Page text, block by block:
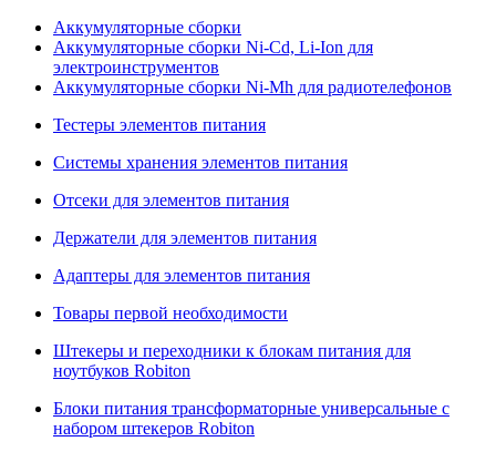
Аккумуляторные сборки
Аккумуляторные сборки Ni-Cd, Li-Ion для
электроинструментов
Аккумуляторные сборки Ni-Mh для радиотелефонов
Тестеры элементов питания
Системы хранения элементов питания
Отсеки для элементов питания
Держатели для элементов питания
Адаптеры для элементов питания
Товары первой необходимости
Штекеры и переходники к блокам питания для
ноутбуков Robiton
Блоки питания трансформаторные универсальные с
набором штекеров Robiton